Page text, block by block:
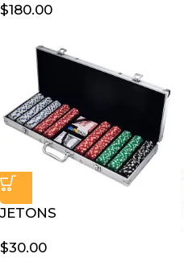
$180.00
JETONS
$30.00